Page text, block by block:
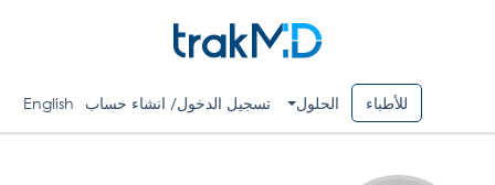
للأطباء الحلول تسجيل الدخول/ انشاء حساب English